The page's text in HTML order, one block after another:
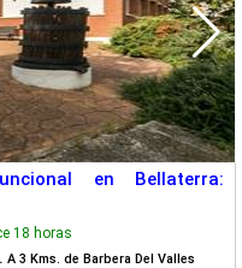
en Bellaterra:
18 horas
A 3 Kms. de Barbera Del Valles